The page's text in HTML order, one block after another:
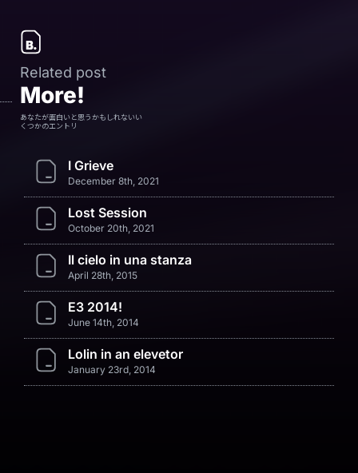
Related post
More!
あなたが面白いと思うかもしれないい
くつかのエントリ
I Grieve
December 8th, 2021
Lost Session
October 20th, 2021
Il cielo in una stanza
April 28th, 2015
E3 2014!
June 14th, 2014
Lolin in an elevetor
January 23rd, 2014